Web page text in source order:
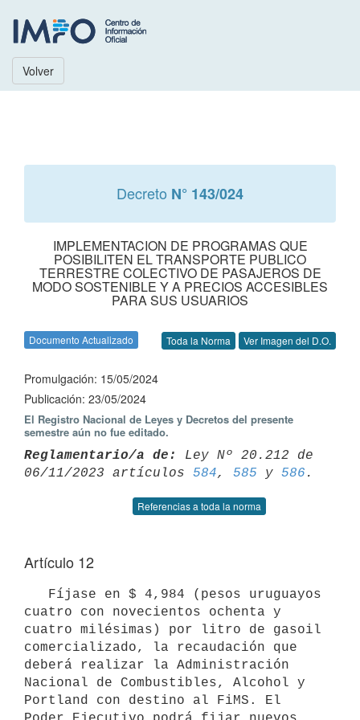
Volver
Decreto N° 143/024
IMPLEMENTACION DE PROGRAMAS QUE
POSIBILITEN EL TRANSPORTE PUBLICO
TERRESTRE COLECTIVO DE PASAJEROS DE
MODO SOSTENIBLE Y A PRECIOS ACCESIBLES
PARA SUS USUARIOS
Documento Actualizado Toda la Norma Ver Imagen del D.O.
Promulgación: 15/05/2024
Publicación: 23/05/2024
El Registro Nacional de Leyes y Decretos del presente
semestre aún no fue editado.
Reglamentario/a de:
Ley Nº 20.212 de
06/11/2023 artículos 584, 585 y 586
Referencias a toda la norma
Artículo 12
cuatro con novecientos ochenta y
cuatro milésimas) por litro de gasoil
comercializado, la recaudación que
deberá realizar la Administración
Nacional de Combustibles, Alcohol y
Portland con destino al FiMS. El